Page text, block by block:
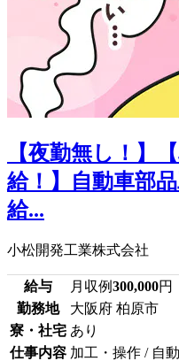
【夜勤無し！】
給！】自動車部
給...
小松開発工業株式会社
給与 月収例300,000円
勤務地
大阪府 柏原市
寮・社宅 あり
仕事内容 加工・操作 / 自